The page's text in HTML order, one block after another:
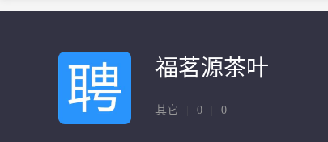
福茗源茶叶
其它 0 0